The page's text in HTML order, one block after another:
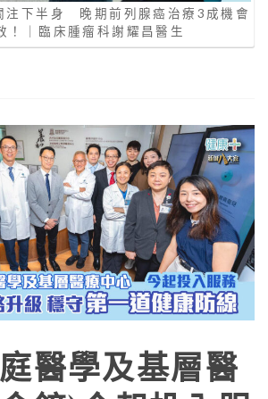
注下半身 晚期前列腺癌治療3成機會
！｜臨床腫瘤科謝耀昌醫生
醫學及基層醫